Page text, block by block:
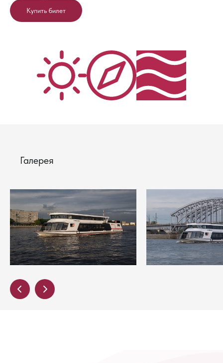
Купить билет
Галерея